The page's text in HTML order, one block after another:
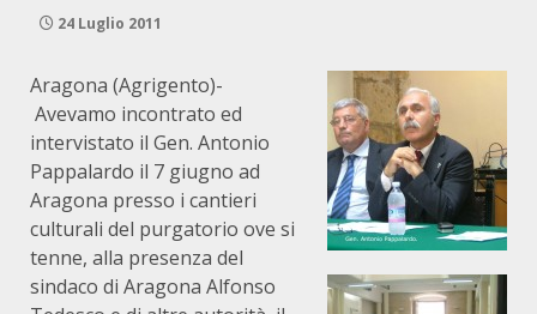
24 Luglio 2011
Aragona (Agrigento)-
Avevamo incontrato ed
intervistato il Gen. Antonio
Pappalardo il 7 giugno ad
Aragona presso i cantieri
culturali del purgatorio ove si
tenne, alla presenza del
sindaco di Aragona Alfonso